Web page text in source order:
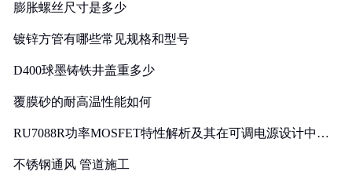
膨胀螺丝尺寸是多少
镀锌方管有哪些常见规格和型号
D400球墨铸铁井盖重多少
覆膜砂的耐高温性能如何
RU7088R功率MOSFET特性解析及其在可调电源设计中的
不锈钢通风 管道施工